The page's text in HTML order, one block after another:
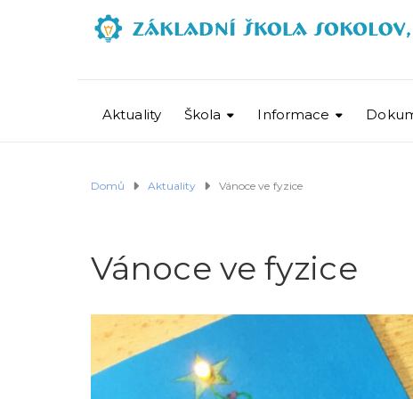
Aktuality Škola Informace
Domů Aktuality Vánoce ve fyzice
Vánoce ve fyzice